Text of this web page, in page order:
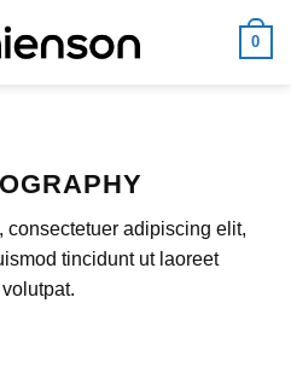
0
consectetuer adipiscing elit,
tincidunt ut laoreet